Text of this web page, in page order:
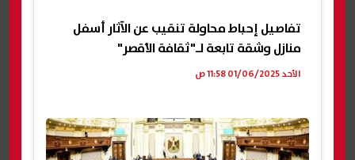
تفاصيل إحباط محاولة تنقيب عن الآثار أسفل
منازل وشقة تابعة لـ"ثقافة الأقصر"
الأحد 01/06/2025 11:58 ص